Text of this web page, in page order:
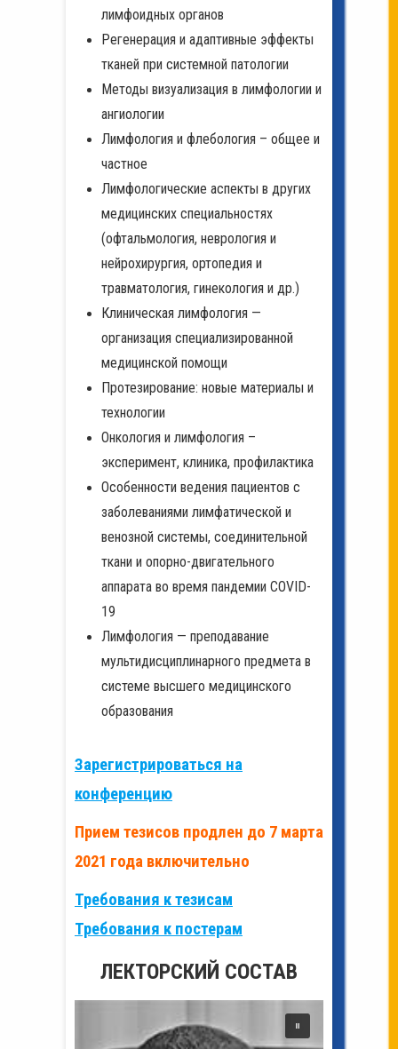
лимфоидных органов
Регенерация и адаптивные эффекты
тканей при системной патологии
Методы визуализация в лимфологии и
ангиологии
Лимфология и флебология – общее и
частное
Лимфологические аспекты в других
медицинских специальностях
(офтальмология, неврология и
нейрохирургия, ортопедия и
травматология, гинекология и др.)
Клиническая лимфология —
организация специализированной
медицинской помощи
Протезирование: новые материалы и
технологии
Онкология и лимфология –
эксперимент, клиника, профилактика
Особенности ведения пациентов с
заболеваниями лимфатической и
венозной системы, соединительной
ткани и опорно-двигательного
аппарата во время пандемии СOVID-
19
Лимфология — преподавание
мультидисциплинарного предмета в
системе высшего медицинского
образования
Зарегистрироваться на
конференцию
Прием тезисов продлен до 7 марта
2021 года включительно
Требования к тезисам
Требования к постерам
ЛЕКТОРСКИЙ СОСТАВ